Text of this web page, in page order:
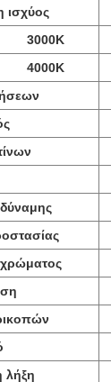
ισχύος
3000K
4000K
λήξη